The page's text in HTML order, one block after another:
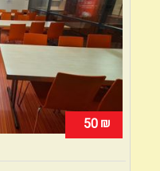
50 ₪